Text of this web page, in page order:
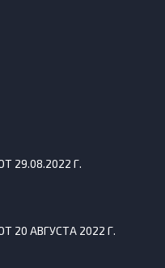
29.08.2022 Г.
20 АВГУСТА 2022 Г.